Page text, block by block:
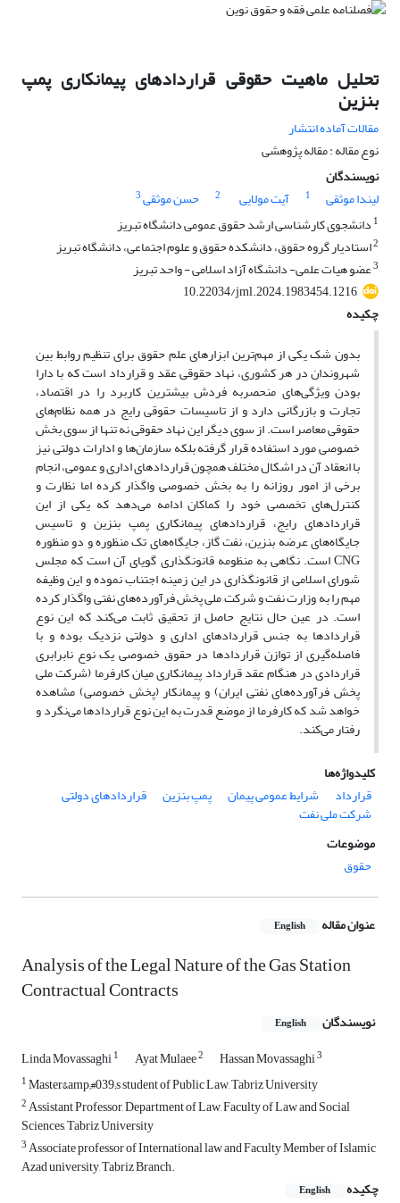
تحلیل ماهیت حقوقی قراردادهای پیمانکاری پمپ
بنزین
مقالات آماده انتشار
نوع مقاله : مقاله پژوهشی
نویسندگان
لیندا موثقی
1 آیت مولایی 2 حسن موثقی3
1 دانشجوی کارشناسی ارشد حقوق عمومی دانشگاه تبریز
2استادیار گروه حقوق، دانشکده حقوق و علوم اجتماعی، دانشگاه تبریز
3عضو هیات علمی- دانشگاه آزاد اسلامی - واحد تبریز
10.22034/jml.2024.1983454.1216
چکیده
بدون شک یکی از مهم‌ترین ابزارهای علم حقوق برای تنظیم روابط بین
شهروندان در هر کشوری، نهاد حقوقی عقد و قرارداد است که با دارا
بودن ویژگی‌های منحصربه فردش بیشترین کاربرد را در اقتصاد،
تجارت و بازرگانی دارد و از تاسیسات حقوقی رایج در همه نظام‌های
حقوقی معاصر است. از سوی دیگر این نهاد حقوقی نه تنها از سوی بخش
خصوصی مورد استفاده قرار گرفته بلکه سازمان‌ها و ادارات دولتی نیز
با انعقاد آن در اشکال مختلف همچون قراردادهای اداری و عمومی، انجام
برخی از امور روزانه را به بخش خصوصی واگذار کرده اما نظارت و
کنترل‌های تخصصی خود را کماکان ادامه می‌دهد که یکی از این
قراردادهای رایج، قراردادهای پیمانکاری پمپ بنزین و تاسیس
جایگاه‌های عرضه بنزین، نفت گاز، جایگاه‌های تک منظوره و دو منظوره
CNG است. نگاهی به منظومه قانونگذاری گویای آن است که مجلس
شورای اسلامی از قانونگذاری در این زمینه اجتناب نموده و این وظیفه
مهم را به وزارت نفت و شرکت‌ ملی پخش فرآورده‌های نفتی واگذار کرده
است. در عین حال نتایج حاصل از تحقیق ثابت می‌کند که این نوع
قراردادها به جنس قراردادهای اداری و دولتی نزدیک بوده و با
فاصله‌گیری از توازن قراردادها در حقوق خصوصی یک نوع نابرابری
قراردادی در هنگام عقد قرارداد پیمانکاری میان کارفرما (شرکت ملی
پخش فرآورده‌های نفتی ایران) و پیمانکار (پخش خصوصی) مشاهده
خواهد شد که کارفرما از موضع قدرت به این نوع قراردادها می‌نگرد و
رفتار می‌کند.
کلیدواژه‌ها
قرارداد
شرایط عمومی پیمان پمپ بنزین قراردادهای دولتی
شرکت ملی نفت
موضوعات
حقوق
عنوان مقاله English
Analysis of the Legal Nature of the Gas Station
Contractual Contracts
نویسندگان English
Linda Movassaghi1 Ayat Mulaee2 Hassan Movassaghi3
1Master&amp;#039;s student of Public Law, Tabriz University
2Assistant Professor, Department of Law, Faculty of Law and Social
Sciences, Tabriz University
3Associate professor of International law and Faculty Member of Islamic
Azad university, Tabriz Branch.
چکیده
English